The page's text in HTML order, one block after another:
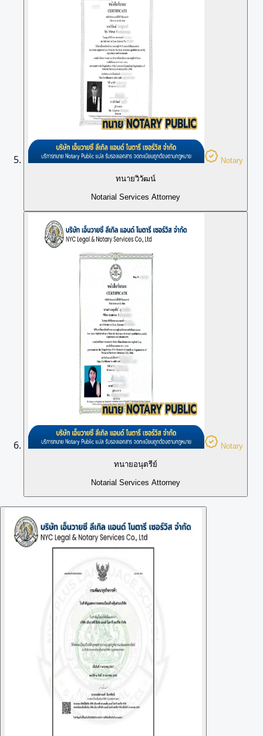
Notary
ทนายวิวัฒน์
Notarial Services Attorney
Notary
ทนายอนุตรีย์
Notarial Services Attorney